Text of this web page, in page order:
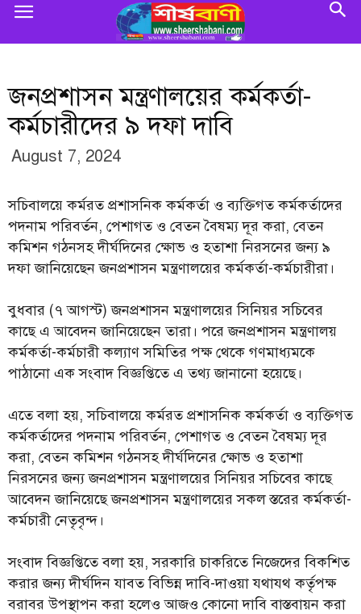
জনপ্রশাসন মন্ত্রণালয়ের কর্মকর্তা-
কর্মচারীদের ৯ দফা দাবি
August 7, 2024
সচিবালয়ে কর্মরত প্রশাসনিক কর্মকর্তা ও ব্যক্তিগত কর্মকর্তাদের
পদনাম পরিবর্তন, পেশাগত ও বেতন বৈষম্য দূর করা, বেতন
কমিশন গঠনসহ দীর্ঘদিনের ক্ষোভ ও হতাশা নিরসনের জন্য ৯
দফা জানিয়েছেন জনপ্রশাসন মন্ত্রণালয়ের কর্মকর্তা-কর্মচারীরা।
বুধবার (৭ আগস্ট) জনপ্রশাসন মন্ত্রণালয়ের সিনিয়র সচিবের
কাছে এ আবেদন জানিয়েছেন তারা। পরে জনপ্রশাসন মন্ত্রণালয়
কর্মকর্তা-কর্মচারী কল্যাণ সমিতির পক্ষ থেকে গণমাধ্যমকে
পাঠানো এক সংবাদ বিজ্ঞপ্তিতে এ তথ্য জানানো হয়েছে।
এতে বলা হয়, সচিবালয়ে কর্মরত প্রশাসনিক কর্মকর্তা ও ব্যক্তিগত
কর্মকর্তাদের পদনাম পরিবর্তন, পেশাগত ও বেতন বৈষম্য দূর
করা, বেতন কমিশন গঠনসহ দীর্ঘদিনের ক্ষোভ ও হতাশা
নিরসনের জন্য জনপ্রশাসন মন্ত্রণালয়ের সিনিয়র সচিবের কাছে
আবেদন জানিয়েছে জনপ্রশাসন মন্ত্রণালয়ের সকল স্তরের কর্মকর্তা-
কর্মচারী নেতৃবৃন্দ।
সংবাদ বিজ্ঞপ্তিতে বলা হয়, সরকারি চাকরিতে নিজেদের বিকশিত
করার জন্য দীর্ঘদিন যাবত বিভিন্ন দাবি-দাওয়া যথাযথ কর্তৃপক্ষ
বরাবর উপস্থাপন করা হলেও আজও কোনো দাবি বাস্তবায়ন করা